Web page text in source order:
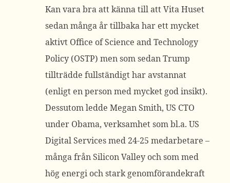
Kan vara bra att känna till att Vita Huset
sedan många år tillbaka har ett mycket
aktivt Office of Science and Technology
Policy (OSTP) men som sedan Trump
tillträdde fullständigt har avstannat
(enligt en person med mycket god insikt).
Dessutom ledde Megan Smith, US CTO
under Obama, verksamhet som bl.a. US
Digital Services med 24-25 medarbetare –
många från Silicon Valley och som med
hög energi och stark genomförandekraft